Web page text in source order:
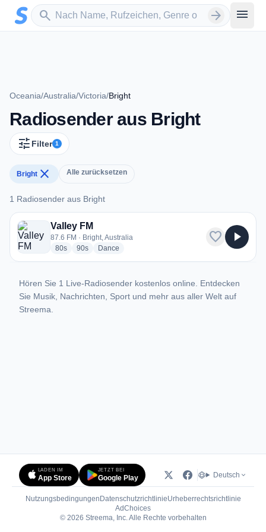
Zum Hauptinhalt springen
search
Sender suchen arrow_forward menu
Oceania/Australia/Victoria/Bright
Radiosender aus Bright
tune Filter 1
Bright close Alle zurücksetzen
1 Radiosender aus Bright
1 Radiosender aus Bright
Valley FM
87.6 FM · Bright, Australia
80sradio stations
90sradio stations
Dance
favorite play_arrow
Hören Sie 1 Live-Radiosender kostenlos online. Entdecken
Sie Musik, Nachrichten, Sport und mehr aus aller Welt auf
Streema.
LADEN IM
App Store
JETZT BEI
Google Play Deutsch
Nutzungsbedingungen DatenschutzrichtlinieUrheberrechtsrichtlinie
AdChoices(öffnet in neuem Tab)
© 2026 Streema, Inc. Alle Rechte vorbehalten